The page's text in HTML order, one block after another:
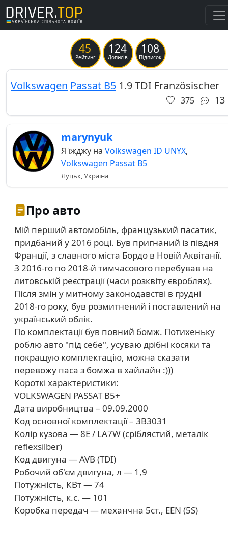
45
Рейтинг
124
Дописів
108
Підписок
Volkswagen Passat B5 1.9 TDI Französischer
375 13
marynyuk
Я їжджу на Volkswagen ID UNYX,
Volkswagen Passat B5
Луцьк, Україна
Про авто
Мій перший автомобіль, французький пасатик,
придбаний у 2016 році. Був пригнаний із півдня
Франції, з славного міста Бордо в Новій Аквітанії.
З 2016-го по 2018-й тимчасового перебував на
литовській реєстрації (часи розквіту євроблях).
Після змін у митному законодавстві в грудні
2018-го року, був розмитнений і поставлений на
український облік.
По комплектації був повний бомж. Потихеньку
роблю авто "під себе", усуваю дрібні косяки та
покращую комплектацію, можна сказати
перевожу паса з бомжа в хайлайн :)))
Короткі характеристики:
VOLKSWAGEN PASSAT B5+
Дата виробництва – 09.09.2000
Код основної комплектації – 3B3031
Колір кузова — 8E / LA7W (сріблястий, металік
reflexsilber)
Код двигуна — AVB (TDI)
Робочий об'єм двигуна, л — 1,9
Потужність, КВт — 74
Потужність, к.с. — 101
Коробка передач — механчна 5ст., EEN (5S)